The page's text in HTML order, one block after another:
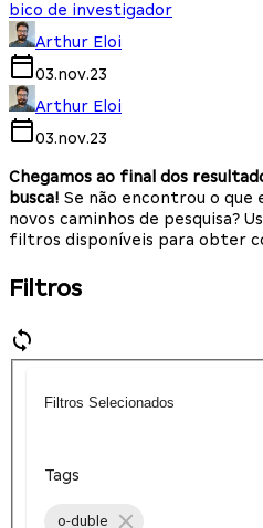
bico de investigador
Arthur Eloi
03.nov.23
Arthur Eloi
03.nov.23
Chegamos ao final dos
busca! Se não encontrou o que
novos caminhos de pesquisa?
filtros disponíveis para obter
Filtros
Filtros Selecionados
Tags
o-duble